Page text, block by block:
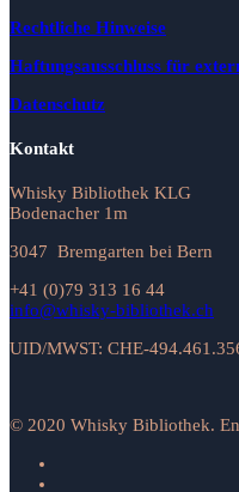
Rechtliche Hinweise
Haftungsausschluss für
Datenschutz
Kontakt
Whisky Bibliothek KLG
Bodenacher 1m
3047 Bremgarten bei Bern
+41 (0)79 313 16 44
info@whisky-bibliothek.ch
UID/MWST: CHE-
© 2020 Whisky Bibliothek.